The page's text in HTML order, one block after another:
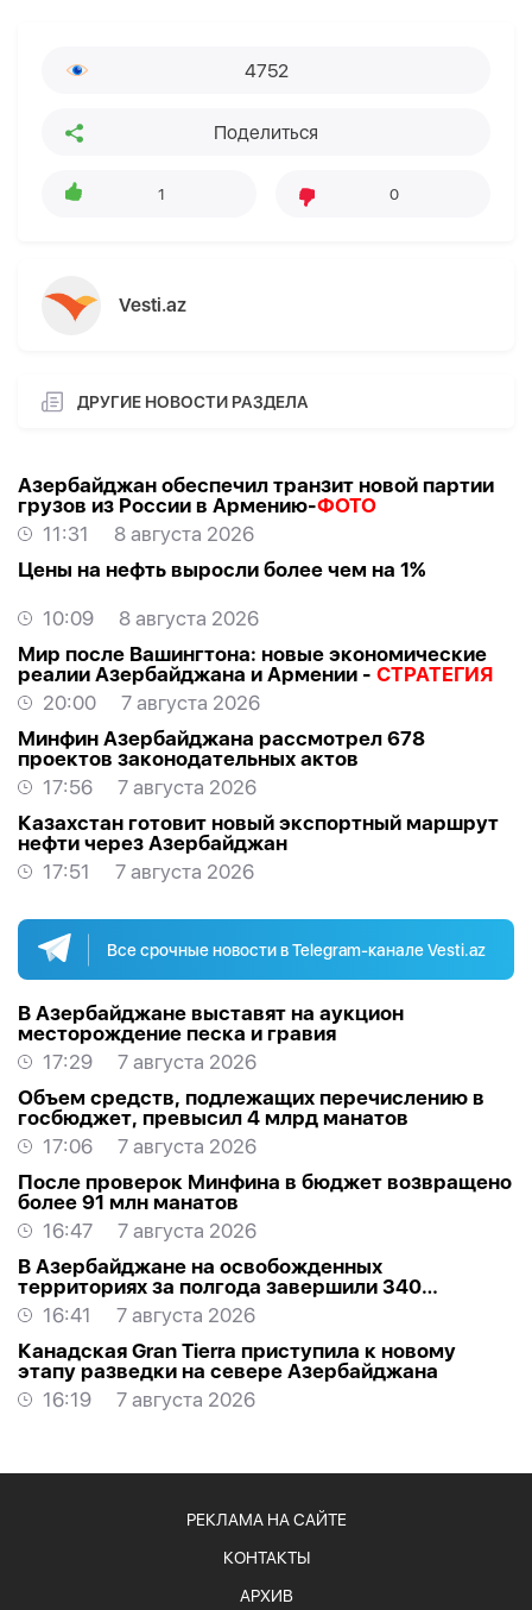
4752
Поделиться
1 0
Vesti.az
ДРУГИЕ НОВОСТИ РАЗДЕЛА
Азербайджан обеспечил транзит новой партии
грузов из России в Армению-ФОТО
11:31
8 августа 2026
Цены на нефть выросли более чем на 1%
10:09
8 августа 2026
Мир после Вашингтона: новые экономические
реалии Азербайджана и Армении - СТРАТЕГИЯ
20:00
7 августа 2026
Минфин Азербайджана рассмотрел 678
проектов законодательных актов
17:56
7 августа 2026
Казахстан готовит новый экспортный маршрут
нефти через Азербайджан
17:51
7 августа 2026
Все срочные новости в Telegram-канале Vesti.az
В Азербайджане выставят на аукцион
месторождение песка и гравия
17:29
7 августа 2026
Объем средств, подлежащих перечислению в
госбюджет, превысил 4 млрд манатов
17:06
7 августа 2026
После проверок Минфина в бюджет возвращено
более 91 млн манатов
16:47
7 августа 2026
В Азербайджане на освобожденных
территориях за полгода завершили 340
проектов
16:41
7 августа 2026
Канадская Gran Tierra приступила к новому
этапу разведки на севере Азербайджана
16:19
7 августа 2026
РЕКЛАМА НА САЙТЕ
КОНТАКТЫ
АРХИВ